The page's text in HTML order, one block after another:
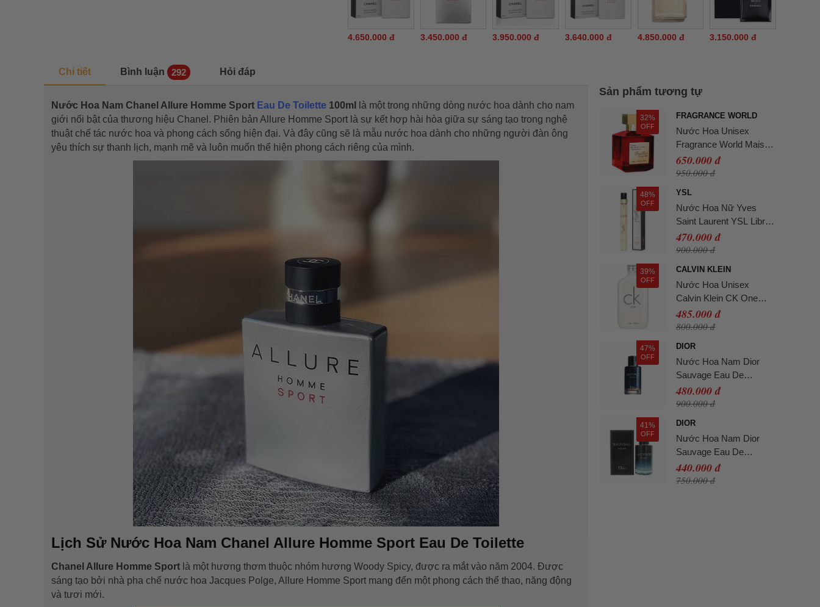
4.650.000 đ 3.450.000 đ 3.950.000 đ 3.640.000 đ 4.850.000 đ 3.150.000 đ
Chi tiết Bình luận 292 Hỏi đáp
Nước Hoa Nam Chanel Allure Homme Sport Eau De Toilette 100ml
là một trong những dòng nước hoa dành cho nam
giới nổi bật của thương hiệu Chanel. Phiên bản Allure Homme Sport là sự kết hợp hài hòa giữa sự sáng tạo trong nghệ
thuật chế tác nước hoa và phong cách sống hiện đại. Và đây cũng sẽ là mẫu nước hoa dành cho những người đàn ông
yêu thích sự thanh lịch, mạnh mẽ và luôn muốn thể hiện phong cách riêng của mình.
Lịch Sử Nước Hoa Nam Chanel Allure Homme Sport Eau De Toilette
Chanel Allure Homme Sport là một hương thơm thuộc nhóm hương Woody Spicy, được ra mắt vào năm 2004. Được
sáng tạo bởi nhà pha chế nước hoa Jacques Polge, Allure Homme Sport mang đến một phong cách thể thao, năng động
và tươi mới.
Sản phẩm tương tự
32%
OFF
FRAGRANCE WORLD
Nước Hoa Unisex
Fragrance World Maison
Vaporisateur Barakkat
Rouge 540 Extrait De
650.000 đ
950.000 đ
48%
OFF
YSL
Nước Hoa Nữ Yves
Saint Laurent YSL Libre
EDP 10ml
470.000 đ
900.000 đ
39%
OFF
CALVIN KLEIN
Nước Hoa Unisex
Calvin Klein CK One
EDT 100ml
485.000 đ
800.000 đ
47%
OFF
DIOR
Nước Hoa Nam Dior
Sauvage Eau De
Parfum 10ml (Full Box)
480.000 đ
900.000 đ
41%
OFF
DIOR
Nước Hoa Nam Dior
Sauvage Eau De
Parfum (EDP) Mini 10ml
440.000 đ
750.000 đ